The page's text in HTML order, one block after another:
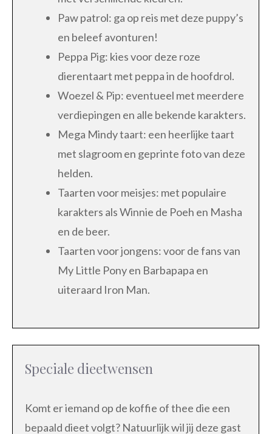
Paw patrol: ga op reis met deze puppy’s
en beleef avonturen!
Peppa Pig: kies voor deze roze
dierentaart met peppa in de hoofdrol.
Woezel & Pip: eventueel met meerdere
verdiepingen en alle bekende karakters.
Mega Mindy taart: een heerlijke taart
met slagroom en geprinte foto van deze
helden.
Taarten voor meisjes: met populaire
karakters als Winnie de Poeh en Masha
en de beer.
Taarten voor jongens: voor de fans van
My Little Pony en Barbapapa en
uiteraard Iron Man.
Speciale dieetwensen
Komt er iemand op de koffie of thee die een
bepaald dieet volgt? Natuurlijk wil jij deze gast